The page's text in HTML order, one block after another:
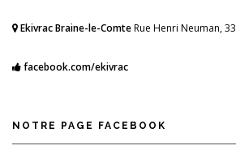
Ekivrac Braine-le-ComteRue Henri Neuman, 33
facebook.com/ekivrac
NOTRE PAGE FACEBOOK